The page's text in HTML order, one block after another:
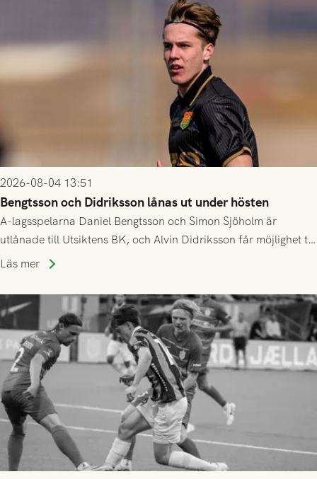
2026-08-04 13:51
Bengtsson och Didriksson lånas ut under hösten
A-lagsspelarna Daniel Bengtsson och Simon Sjöholm är
utlånade till Utsiktens BK, och Alvin Didriksson får möjlighet till
speltid i Hestrafors genom föreningssamarbete.
Läs mer